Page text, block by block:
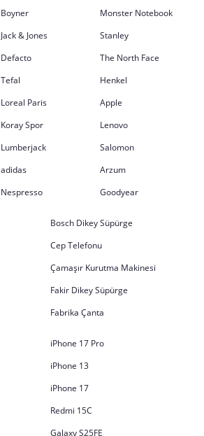
Boyner
Monster Notebook
Jack & Jones
Stanley
Defacto
The North Face
Tefal
Henkel
Loreal Paris
Apple
Koray Spor
Lenovo
Lumberjack
Salomon
adidas
Arzum
Nespresso Goodyear
Bosch Dikey Süpürge
Cep Telefonu
Çamaşır Kurutma Makinesi
Fakir Dikey Süpürge
Fabrika Çanta
iPhone 17 Pro
iPhone 13
iPhone 17
Redmi 15C
Galaxy S25FE